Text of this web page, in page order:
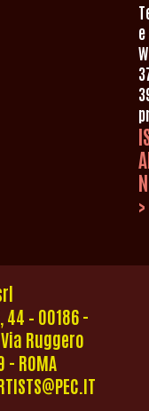
e
>
44 – 00186 -
Ruggero
ROMA